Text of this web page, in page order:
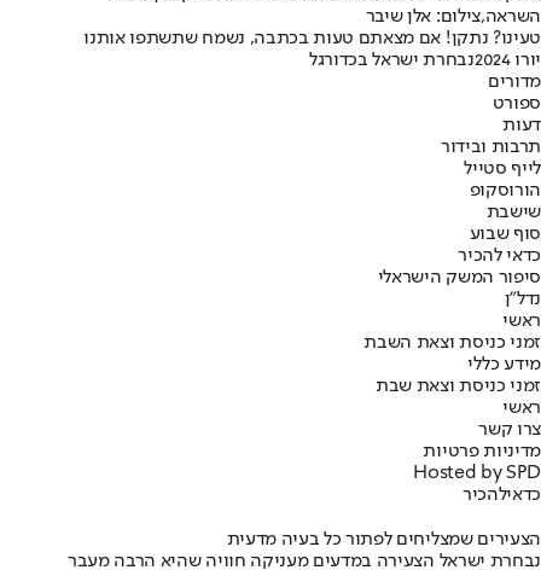
השראה,צילום: אלן שיבר
טעינו? נתקן! אם מצאתם טעות בכתבה, נשמח שתשתפו אותנו
יורו 2024
נבחרת ישראל בכדורגל
מדורים
ספורט
דעות
תרבות ובידור
לייף סטייל
הורוסקופ
שישבת
סוף שבוע
כדאי להכיר
סיפור המשק הישראלי
נדל"ן
ראשי
זמני כניסת וצאת השבת
מידע כללי
זמני כניסת וצאת שבת
ראשי
צרו קשר
מדיניות פרטיות
Hosted by SPD
כדאילהכיר
הצעירים שמצליחים לפתור כל בעיה מדעית
נבחרת ישראל הצעירה במדעים מעניקה חוויה שהיא הרבה מעבר